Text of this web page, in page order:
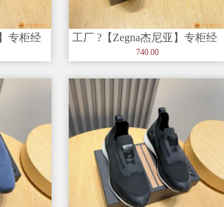
专柜经
造力
工厂 ?【Zegna杰尼亚】专柜经
典休闲鞋，以细节和创造力
740.00